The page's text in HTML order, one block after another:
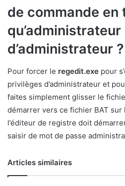
de commande en
d’administrateur ?
Pour forcer le regedit.exe pour
privilèges d’administrateur et
faites simplement glisser le
démarrer vers ce fichier BAT sur
l’éditeur de registre doit
saisir de mot de passe
Articles similaires